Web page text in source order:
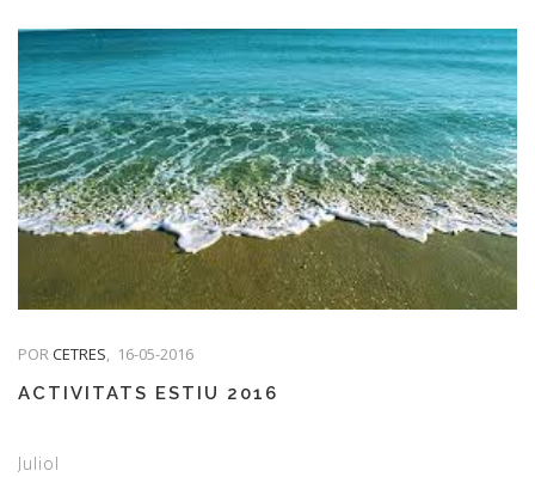
PORCETRES, 16-05-2016
ACTIVITATS ESTIU 2016
Juliol